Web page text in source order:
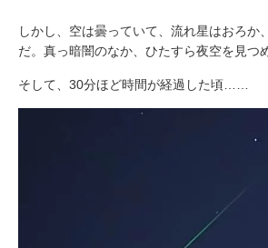
しかし、空は曇っていて、流れ星はおろか
だ。真っ暗闇のなか、ひたすら夜空を見つ
そして、30分ほど時間が経過した頃……